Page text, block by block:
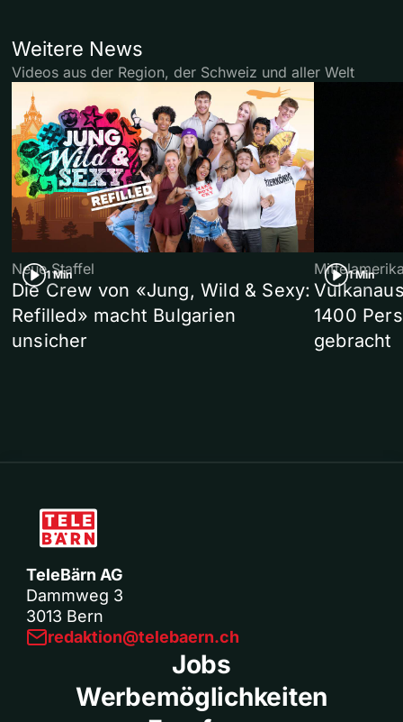
Weitere News
Videos aus der Region, der Schweiz und aller Welt
1 Min
Neue Staffel
Die Crew von «Jung, Wild & Sexy:
Refilled» macht Bulgarien
unsicher
1 Min
1400
gebracht
TeleBärn AG
Dammweg 3
3013 Bern
redaktion@telebaern.ch
Jobs
Werbemöglichkeiten